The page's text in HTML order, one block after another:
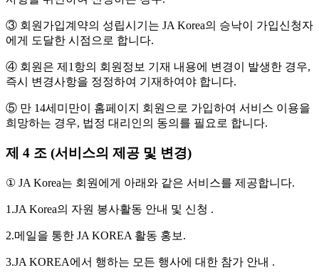
③ 회원가입계약의 성립시기는 JA Korea의 승낙이 가입신청자
에게 도달한 시점으로 합니다.
④ 회원은 제1항의 회원정보 기재 내용에 변경이 발생한 경우,
즉시 변경사항을 정정하여 기재하여야 합니다.
⑤ 만 14세미만이 홈페이지 회원으로 가입하여 서비스 이용을
희망하는 경우, 법정 대리인의 동의를 필요로 합니다.
제 4 조 (서비스의 제공 및 변경)
① JA Korea는 회원에게 아래와 같은 서비스를 제공합니다.
1.JA Korea의 자원 봉사활동 안내 및 신청 .
2.메일을 통한 JA KOREA 활동 홍보.
3.JA KOREA에서 행하는 모든 행사에 대한 참가 안내 .